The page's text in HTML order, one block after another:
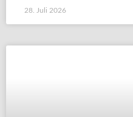
28. Juli 2026